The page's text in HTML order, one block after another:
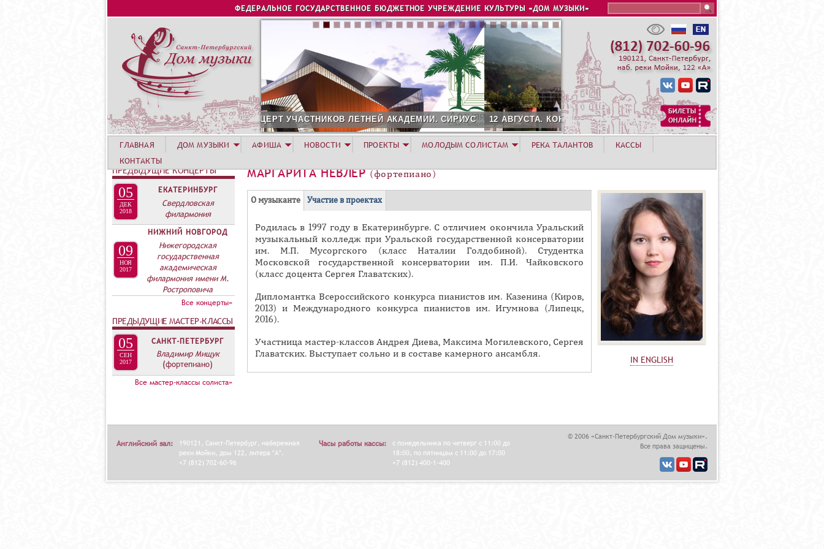
Jump to navigation
ФЕДЕРАЛЬНОЕ ГОСУДАРСТВЕННОЕ БЮДЖЕТНОЕ УЧРЕЖДЕНИЕ КУЛЬТУРЫ «ДОМ МУЗЫКИ»
6 АВГУСТА. КОНЦЕРТ УЧАСТНИКОВ ЛЕТНЕЙ АКАДЕМИИ. СИРИУС 12 АВГУСТА. КОНЦЕРТ ЛЕТНЕЙ АКАДЕМИИ. РОЗА ХУТОР
МАРГАРИТА НЕВЛЕР(фортепиано)
Г
П
Л
Д
О
С
О
Н
О музыканте(
а
к
т
и
в
а
к
а
Участие в проектах
Родилась в 1997 году в Екатеринбурге. С отличием окончила Уральский
музыкальный колледж при Уральской государственной консерватории
им. М.П. Мусоргского (класс Наталии Голдобиной). Студентка
Московской государственной консерватории им. П.И. Чайковского
(класс доцента Сергея Главатских).
Дипломантка Всероссийского конкурса пианистов им. Казенина (Киров,
2013) и Международного конкурса пианистов им. Игумнова (Липецк,
2016).
Участница мастер-классов Андрея Диева, Максима Могилевского, Сергея
Главатских. Выступает сольно и в составе камерного ансамбля.
IN ENGLISH
ГЛАВНАЯ ДОМ МУЗЫКИ АФИША НОВОСТИ ПРОЕКТЫ МОЛОДЫМ СОЛИСТАМ РЕКА ТАЛАНТОВ
КАССЫ
КОНТАКТЫ
ПРЕДЫДУЩИЕ КОНЦЕРТЫ
05
ДЕК
2018
ЕКАТЕРИНБУРГ
Свердловская
филармония
09
НОЯ
2017
НИЖНИЙ НОВГОРОД
Нижегородская
государственная
академическая
филармония имени М.
Ростроповича
Все концерты»
ПРЕДЫДУЩИЕ МАСТЕР-КЛАССЫ
05
СЕН
2017
САНКТ-ПЕТЕРБУРГ
Владимир Мищук
(фортепиано)
Все мастер-классы солиста»
Английский зал:
190121, Санкт-Петербург, набережная
реки Мойки, дом 122, литера "А".
+7 (812) 702-60-96
Часы работы кассы:
с понедельника по четверг с 11:00 до
18:00, по пятницам с 11:00 до 17:00
+7 (812) 400-1-400
© 2006 «Санкт-Петербургский Дом музыки».
Все права защищены.